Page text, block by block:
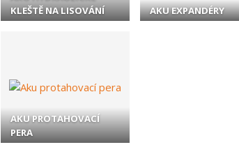
KLEŠTĚ NA LISOVÁNÍ
AKU EXPANDÉRY
AKU PROTAHOVACÍ
PERA